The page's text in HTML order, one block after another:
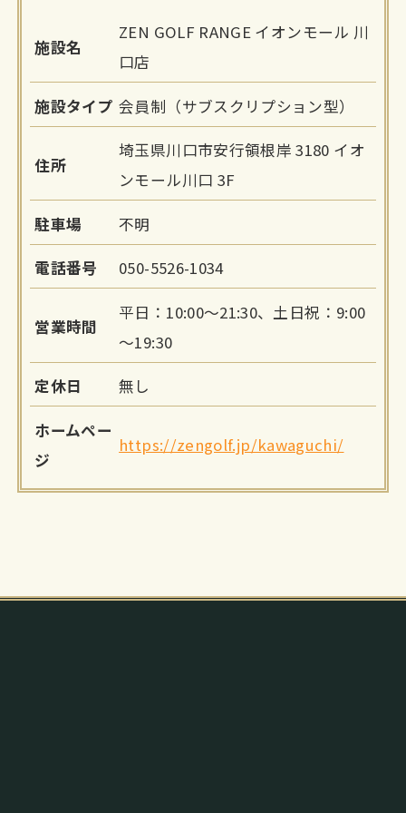
施設名
ZEN GOLF RANGE イオンモール 川
口店
施設タイプ 会員制（サブスクリプション型）
住所
埼玉県川口市安行領根岸 3180 イオ
ンモール川口 3F
駐車場 不明
電話番号 050-5526-1034
営業時間
平日：10:00～21:30、土日祝：9:00
～19:30
定休日 無し
ホームペー
ジ
https://zengolf.jp/kawaguchi/